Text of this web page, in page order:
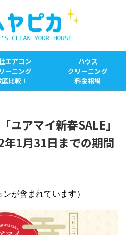
エアコン
ーニング
比較！
ハウス
クリーニング
料金相場
ユアマイ新春SALE」
1月31日までの期間
が含まれています）